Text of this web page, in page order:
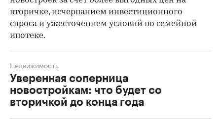
вторичке, исчерпанием инвестиционного
спроса и ужесточением условий по семейной
ипотеке.
Уверенная соперница
новостройкам: что будет со
вторичкой до конца года
Недвижимость